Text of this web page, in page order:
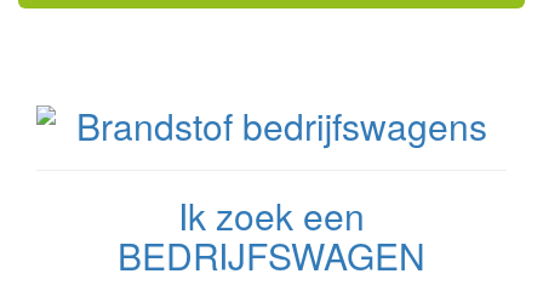
Ik zoek een
BEDRIJFSWAGEN